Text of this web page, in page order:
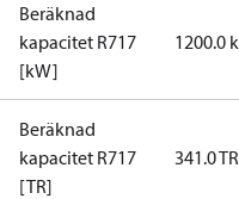
Beräknad
kapacitet R717
[kW]
1200.0
Beräknad
kapacitet R717
[TR]
341.0 TR